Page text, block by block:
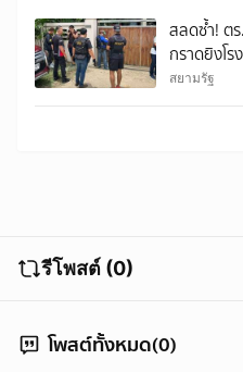
สลดซ้ำ! ต
กราดยิงโ
คาดเป็นปู่-
สยามรัฐ
รีโพสต์ (0)
โพสต์ทั้งหมด(0)